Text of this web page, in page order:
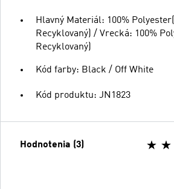
Hlavný Materiál: 100%
Recyklovaný) / Vrecká: 100%
Recyklovaný)
Kód farby: Black / Off White
Kód produktu: JN1823
Hodnotenia (3)